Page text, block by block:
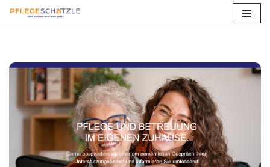
springen
Betreuungskräfte